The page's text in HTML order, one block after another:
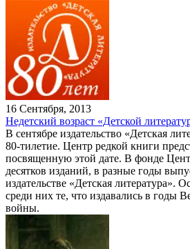
16 Сентября, 2013
Недетский возраст «Детской
В сентябре издательство «Детская
80-тилетие. Центр редкой книги
посвященную этой дате. В фонде
десятков изданий, в разные годы
издательстве «Детская литература».
среди них те, что издавались в годы
войны.